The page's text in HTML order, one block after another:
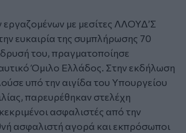
με μεσίτες ΛΛΟΥΔ’Σ
ευκαιρία της συμπλήρωσης 70
του, πραγματοποίησε
Όμιλο Ελλάδος. Στην εκδήλωση
υπό την αιγίδα του Υπουργείου
παρευρέθηκαν στελέχη
ασφαλιστές από την
ασφαλιστή αγορά και εκπρόσωποι